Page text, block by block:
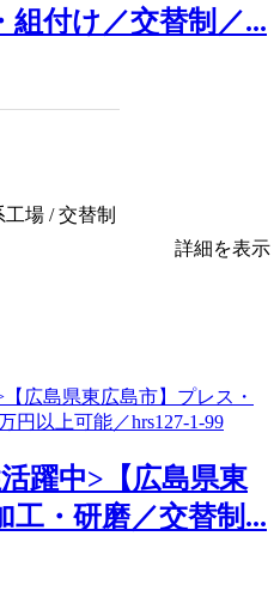
組付け／交替制／...
場 / 交替制
詳細を表示
躍中>【広島県東
工・研磨／交替制...